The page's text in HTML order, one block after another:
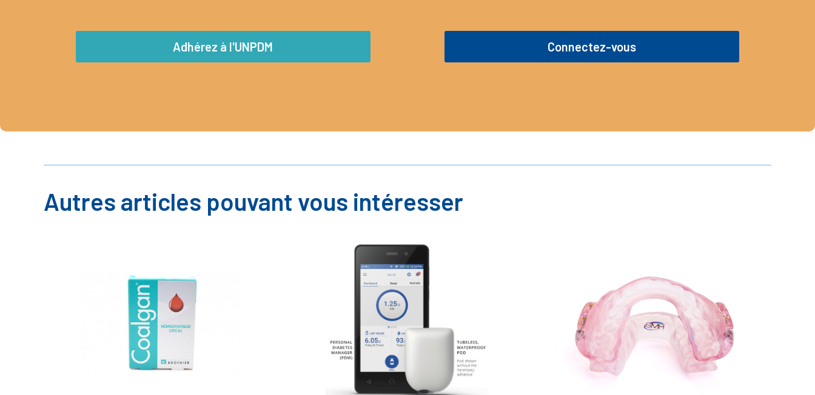
Adhérez à l'UNPDM Connectez-vous
Autres articles pouvant vous intéresser